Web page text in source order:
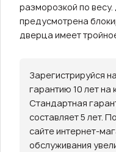
разморозкой по
предусмотрена
дверца имеет
Зарегистрируйся
гарантию 10 лет
Стандартная
составляет 5 лет.
сайте интернет-
обслуживания